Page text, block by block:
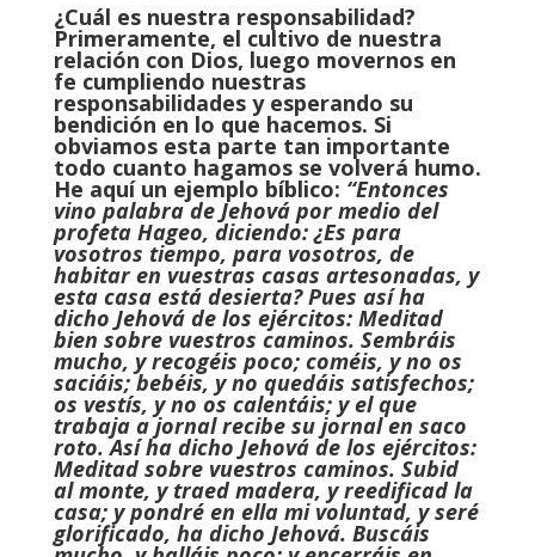
¿Cuál es nuestra responsabilidad?
Primeramente, el cultivo de nuestra
relación con Dios, luego movernos en
fe cumpliendo nuestras
responsabilidades y esperando su
bendición en lo que hacemos. Si
obviamos esta parte tan importante
todo cuanto hagamos se volverá humo.
He aquí un ejemplo bíblico: “Entonces
vino palabra de Jehová por medio del
profeta Hageo, diciendo: ¿Es para
vosotros tiempo, para vosotros, de
habitar en vuestras casas artesonadas, y
esta casa está desierta? Pues así ha
dicho Jehová de los ejércitos: Meditad
bien sobre vuestros caminos. Sembráis
mucho, y recogéis poco; coméis, y no os
saciáis; bebéis, y no quedáis satisfechos;
os vestís, y no os calentáis; y el que
trabaja a jornal recibe su jornal en saco
roto. Así ha dicho Jehová de los ejércitos:
Meditad sobre vuestros caminos. Subid
al monte, y traed madera, y reedificad la
casa; y pondré en ella mi voluntad, y seré
glorificado, ha dicho Jehová. Buscáis